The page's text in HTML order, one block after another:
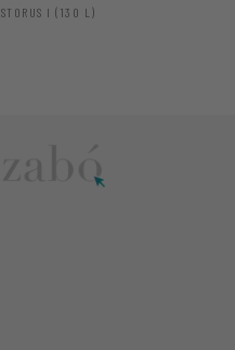
STORUS I (130 L)